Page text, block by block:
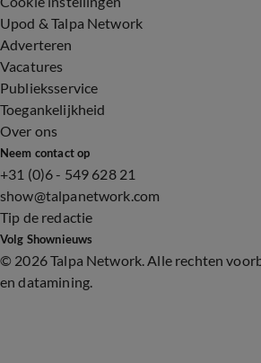
Upod & Talpa Network
Adverteren
Vacatures
Publieksservice
Toegankelijkheid
Over ons
Neem contact op
+31 (0)6 - 549 628 21
show@talpanetwork.com
Tip de redactie
Volg Shownieuws
© 2026 Talpa Network. Alle rechten
en datamining.